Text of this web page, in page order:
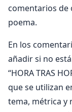
comentarios de
poema.
En los
añadir si no
“HORA TRAS
que se utilizan
tema, métrica y